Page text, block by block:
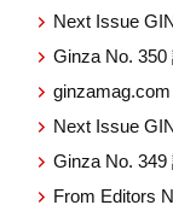
Next Issue
Ginza No.
ginzamag.com
Next Issue
Ginza No.
From Editors